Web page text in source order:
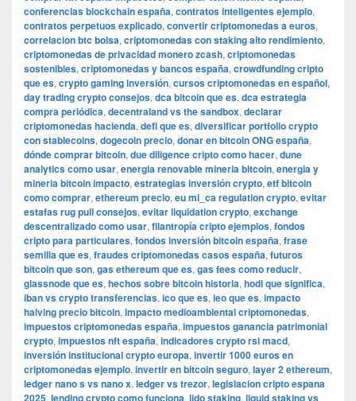
conferencias blockchain españa, contratos inteligentes ejemplo,
contratos perpetuos explicado, convertir criptomonedas a euros,
correlacion btc bolsa, criptomonedas con staking alto rendimiento,
criptomonedas de privacidad monero zcash, criptomonedas
sostenibles, criptomonedas y bancos españa, crowdfunding cripto
que es, crypto gaming inversión, cursos criptomonedas en español,
day trading crypto consejos, dca bitcoin que es, dca estrategia
compra periódica, decentraland vs the sandbox, declarar
criptomonedas hacienda, defi que es, diversificar portfolio crypto
con stablecoins, dogecoin precio, donar en bitcoin ONG españa,
dónde comprar bitcoin, due diligence cripto como hacer, dune
analytics como usar, energia renovable mineria bitcoin, energia y
mineria bitcoin impacto, estrategias inversión crypto, etf bitcoin
como comprar, ethereum precio, eu mi_ca regulation crypto, evitar
estafas rug pull consejos, evitar liquidation crypto, exchange
descentralizado como usar, filantropía cripto ejemplos, fondos
cripto para particulares, fondos inversión bitcoin españa, frase
semilla que es, fraudes criptomonedas casos españa, futuros
bitcoin que son, gas ethereum que es, gas fees como reducir,
glassnode que es, hechos sobre bitcoin historia, hodl que significa,
iban vs crypto transferencias, ico que es, ieo que es, impacto
halving precio bitcoin, impacto medioambiental criptomonedas,
impuestos criptomonedas españa, impuestos ganancia patrimonial
crypto, impuestos nft españa, indicadores crypto rsi macd,
inversión institucional crypto europa, invertir 1000 euros en
criptomonedas ejemplo, invertir en bitcoin seguro, layer 2 ethereum,
ledger nano s vs nano x, ledger vs trezor, legislacion cripto espana
2025, lending crypto como funciona, lido staking, liquid staking vs